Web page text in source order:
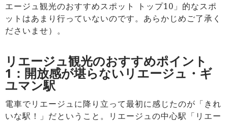
エージュ観光のおすすめスポット トップ10」的なスポ
ットはあまり行っていないのです。あらかじめご了承く
ださいませ）。
リエージュ観光のおすすめポイント
1：開放感が堪らないリエージュ・ギ
ユマン駅
電車でリエージュに降り立って最初に感じたのが「きれ
いな駅！」だということ。リエージュの中心駅「リエー